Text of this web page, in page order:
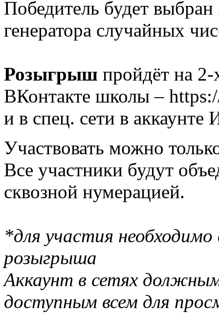
Победитель будет выбран
генератора случайных
Розыгрыш пройдёт на
ВКонтакте школы –
и в спец. сети в
Участвовать можно
Все участники будут
сквозной нумерацией.
*для участия необходимо
розыгрыша
Аккаунт в сетях
доступным всем для